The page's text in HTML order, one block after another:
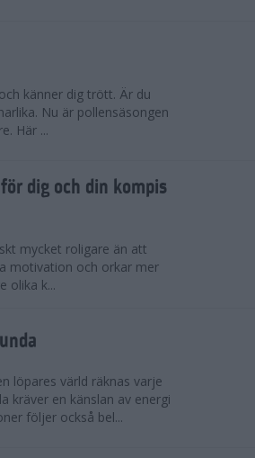
känner dig trött. Är du
Nu är pollensäsongen
Här ...
dig och din kompis
mycket roligare än att
motivation och orkar mer
olika k...
löpares värld räknas varje
kräver en känslan av energi
följer också bel...